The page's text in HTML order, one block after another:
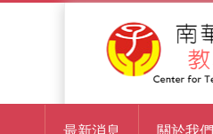
最新消息 關於我們